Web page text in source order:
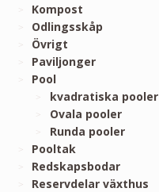
Kompost
Odlingsskåp
Övrigt
Paviljonger
Pool
kvadratiska pooler
Ovala pooler
Runda pooler
Pooltak
Redskapsbodar
Reservdelar växthus